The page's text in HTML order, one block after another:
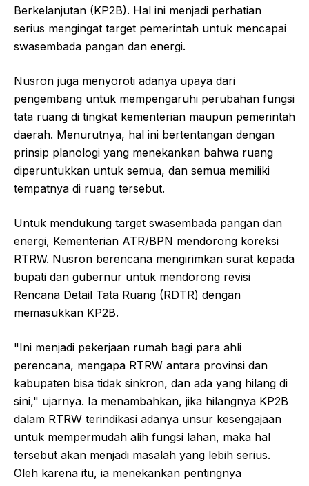
Berkelanjutan (KP2B). Hal ini menjadi perhatian
serius mengingat target pemerintah untuk mencapai
swasembada pangan dan energi.
Nusron juga menyoroti adanya upaya dari
pengembang untuk mempengaruhi perubahan fungsi
tata ruang di tingkat kementerian maupun pemerintah
daerah. Menurutnya, hal ini bertentangan dengan
prinsip planologi yang menekankan bahwa ruang
diperuntukkan untuk semua, dan semua memiliki
tempatnya di ruang tersebut.
Untuk mendukung target swasembada pangan dan
energi, Kementerian ATR/BPN mendorong koreksi
RTRW. Nusron berencana mengirimkan surat kepada
bupati dan gubernur untuk mendorong revisi
Rencana Detail Tata Ruang (RDTR) dengan
memasukkan KP2B.
"Ini menjadi pekerjaan rumah bagi para ahli
perencana, mengapa RTRW antara provinsi dan
kabupaten bisa tidak sinkron, dan ada yang hilang di
sini," ujarnya. Ia menambahkan, jika hilangnya KP2B
dalam RTRW terindikasi adanya unsur kesengajaan
untuk mempermudah alih fungsi lahan, maka hal
tersebut akan menjadi masalah yang lebih serius.
Oleh karena itu, ia menekankan pentingnya